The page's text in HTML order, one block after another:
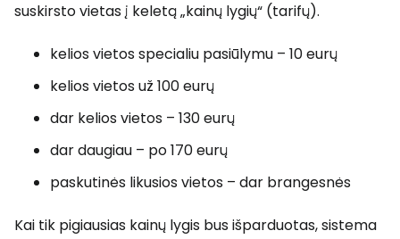
suskirsto vietas į keletą „kainų lygių“ (tarifų).
kelios vietos specialiu pasiūlymu – 10 eurų
kelios vietos už 100 eurų
dar kelios vietos – 130 eurų
dar daugiau – po 170 eurų
paskutinės likusios vietos – dar brangesnės
Kai tik pigiausias kainų lygis bus išparduotas, sistema